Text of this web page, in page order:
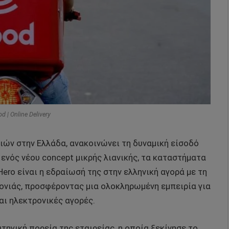
| Online Delivery
στην Ελλάδα, ανακοινώνει τη δυναμική είσοδό
νέου concept μικρής λιανικής, τα καταστήματα
είναι η εδραίωσή της στην ελληνική αγορά με τη
προσφέροντας μια ολοκληρωμένη εμπειρία για
ηλεκτρονικές αγορές.